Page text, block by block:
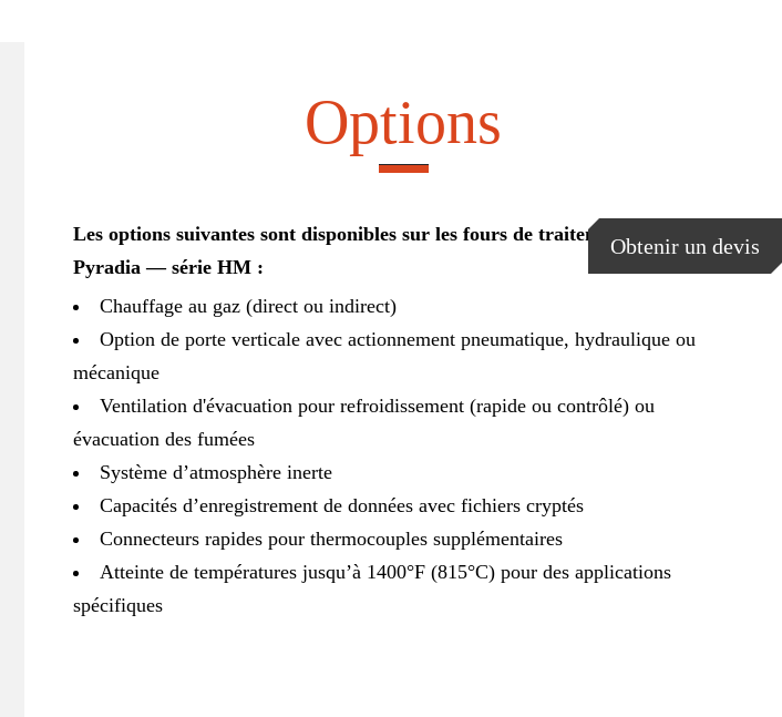
Obtenir un devis
Options
Les options suivantes sont disponibles sur les fours de traitement thermique
Pyradia — série HM :
Chauffage au gaz (direct ou indirect)
Option de porte verticale avec actionnement pneumatique, hydraulique ou
mécanique
Ventilation d'évacuation pour refroidissement (rapide ou contrôlé) ou
évacuation des fumées
Système d’atmosphère inerte
Capacités d’enregistrement de données avec fichiers cryptés
Connecteurs rapides pour thermocouples supplémentaires
Atteinte de températures jusqu’à 1400°F (815°C) pour des applications
spécifiques